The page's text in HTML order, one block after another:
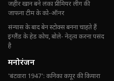
जहीर खान बने लंका प्रीमियर लीग की
जाफना टीम के को-ऑनर
संन्यास के बाद बेन स्टोक्स बनना चाहते हैं
इंग्लैंड के हेड कोच, बोले- नेतृत्व करना पसंद
है
मनोरंजन
'बंटवारा 1947': कनिका कपूर की कियारा